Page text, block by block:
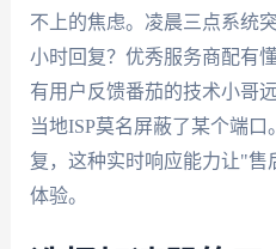
不上的焦虑。凌晨三点系统
小时回复？优秀服务商配有
有用户反馈番茄的技术小哥
当地ISP莫名屏蔽了某个端
复，这种实时响应能力让"
体验。